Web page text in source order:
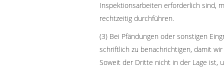
Inspektionsarbeiten erforderlich sind,
rechtzeitig durchführen.
(3) Bei Pfändungen oder sonstigen
schriftlich zu benachrichtigen, damit
Soweit der Dritte nicht in der Lage ist,